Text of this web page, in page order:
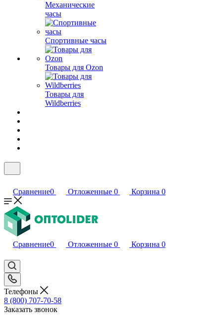
Механические
часы
Спортивные часы
Товары для Ozon
Товары для
Wildberries
Сравнение0 Отложенные 0 Корзина 0
Сравнение0 Отложенные 0 Корзина 0
Телефоны
8 (800) 707-70-58
Заказать звонок